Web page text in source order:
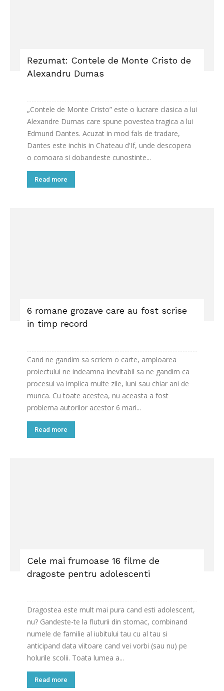
Rezumat: Contele de Monte Cristo de
Alexandru Dumas
„Contele de Monte Cristo” este o lucrare clasica a lui
Alexandre Dumas care spune povestea tragica a lui
Edmund Dantes. Acuzat in mod fals de tradare,
Dantes este inchis in Chateau d'If, unde descopera
o comoara si dobandeste cunostinte...
Read more
6 romane grozave care au fost scrise
in timp record
Cand ne gandim sa scriem o carte, amploarea
proiectului ne indeamna inevitabil sa ne gandim ca
procesul va implica multe zile, luni sau chiar ani de
munca. Cu toate acestea, nu aceasta a fost
problema autorilor acestor 6 mari...
Read more
Cele mai frumoase 16 filme de
dragoste pentru adolescenti
Dragostea este mult mai pura cand esti adolescent,
nu? Gandeste-te la fluturii din stomac, combinand
numele de familie al iubitului tau cu al tau si
anticipand data viitoare cand vei vorbi (sau nu) pe
holurile scolii. Toata lumea a...
Read more